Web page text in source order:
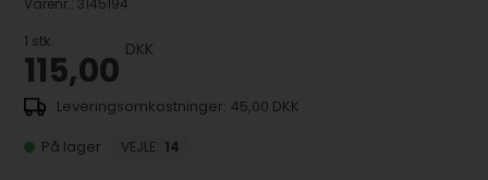
1 stk.
115,00 DKK
45,00 DKK
På lager
VEJLE: 14